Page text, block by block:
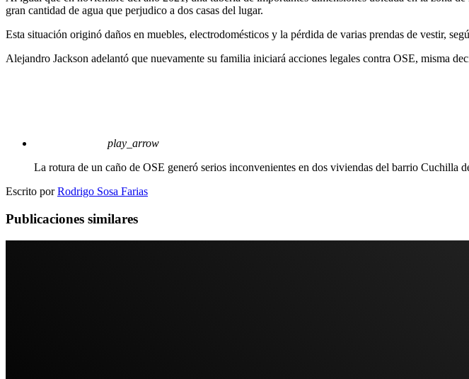
gran cantidad de agua que perjudico a dos casas del lugar.
Esta situación originó daños en muebles, electrodomésticos y la pérdida de varias prendas de vestir,
Alejandro Jackson adelantó que nuevamente su familia iniciará acciones legales contra OSE, misma
play_arrow
La rotura de un caño de OSE generó serios inconvenientes en dos viviendas del barrio Cuchilla
Escrito porRodrigo Sosa Farias
Publicaciones similares